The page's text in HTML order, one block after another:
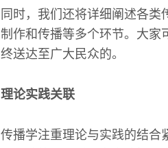
同时，我们还将详细阐述各类
制作和传播等多个环节。大家
终送达至广大民众的。
理论实践关联
传播学注重理论与实践的结合